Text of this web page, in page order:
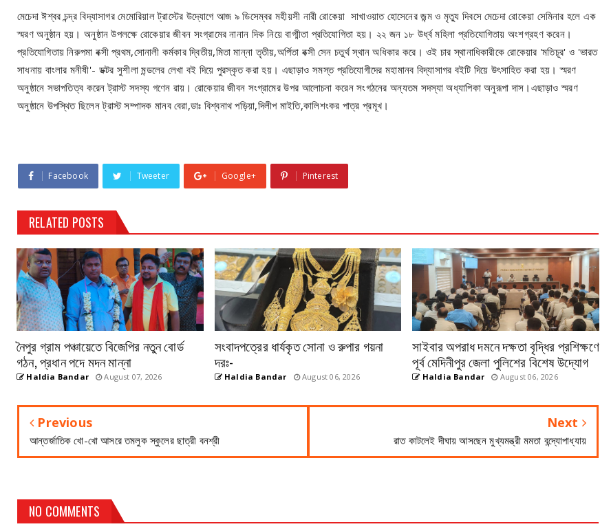
মেচেদা ঈশ্বর চন্দ্র বিদ্যাসাগর মেমোরিয়াল ট্রাস্টের উদ্যোগে আজ ৯ ডিসেম্বর মহীয়সী নারী রোকেয়া সাখাওয়াত হোসেনের জন্ম ও মৃত্যু দিবসে মেচেদা রোকেয়া সেমিনার হলে এক
স্মরণ অনুষ্ঠান হয়। অনুষ্ঠান উপলক্ষে রোকেয়ার জীবন সংগ্রামের নানান দিক নিয়ে বাগ্মীতা প্রতিযোগিতা হয়। ২২ জন ১৮ উর্ধ্ব মহিলা প্রতিযোগিতায় অংশগ্রহণ করেন।
প্রতিযোগিতায় নিরুপমা বক্সী প্রথম,সোনালী কর্মকার দ্বিতীয়,মিতা মান্না তৃতীয়,অর্পিতা বক্সী সেন চতুর্থ স্থান অধিকার করে। ওই চার স্থানাধিকারীকে রোকেয়ার 'মতিচূর' ও 'ভারত
সাধনায় বাংলার মনীষী'- ডক্টর সুশীলা মন্ডলের লেখা বই দিয়ে পুরস্কৃত করা হয়। এছাড়াও সমস্ত প্রতিযোগীদের মহামানব বিদ্যাসাগর বইটি দিয়ে উৎসাহিত করা হয়। স্মরণ
অনুষ্ঠানে সভাপতিত্ব করেন ট্রাস্ট সদস্য গণেন রায়। রোকেয়ার জীবন সংগ্রামের উপর আলোচনা করেন সংগঠনের অন্যতম সদস্যা অধ্যাপিকা অনুরূপা দাস।এছাড়াও স্মরণ
অনুষ্ঠানে উপস্থিত ছিলেন ট্রাস্ট সম্পাদক মানব বেরা,ডাঃ বিশ্বনাথ পড়িয়া,দিলীপ মাইতি,কালিশংকর পাত্র প্রমূখ।
Facebook Tweeter Google+ Pinterest
RELATED POSTS
নৈপুর গ্রাম পঞ্চায়েতে বিজেপির নতুন বোর্ড
গঠন, প্রধান পদে মদন মান্না
Haldia Bandar August 07, 2026
সংবাদপত্রের ধার্যকৃত সোনা ও রুপার গয়না
দরঃ-
Haldia Bandar August 06, 2026
সাইবার অপরাধ দমনে দক্ষতা বৃদ্ধির প্রশিক্ষণে
পূর্ব মেদিনীপুর জেলা পুলিশের বিশেষ উদ্যোগ
Haldia Bandar August 06, 2026
Previous
আন্তর্জাতিক খো-খো আসরে তমলুক স্কুলের ছাত্রী বনশ্রী
Next
রাত কাটলেই দীঘায় আসছেন মুখ্যমন্ত্রী মমতা বন্দ্যোপাধ্যায়
NO COMMENTS